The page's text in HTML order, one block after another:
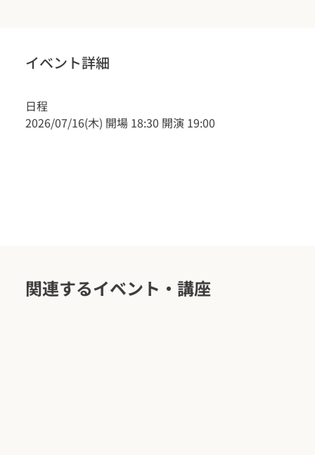
イベント詳細
日程
2026/07/16(木) 開場 18:30 開演 19:00
関連するイベント・講座